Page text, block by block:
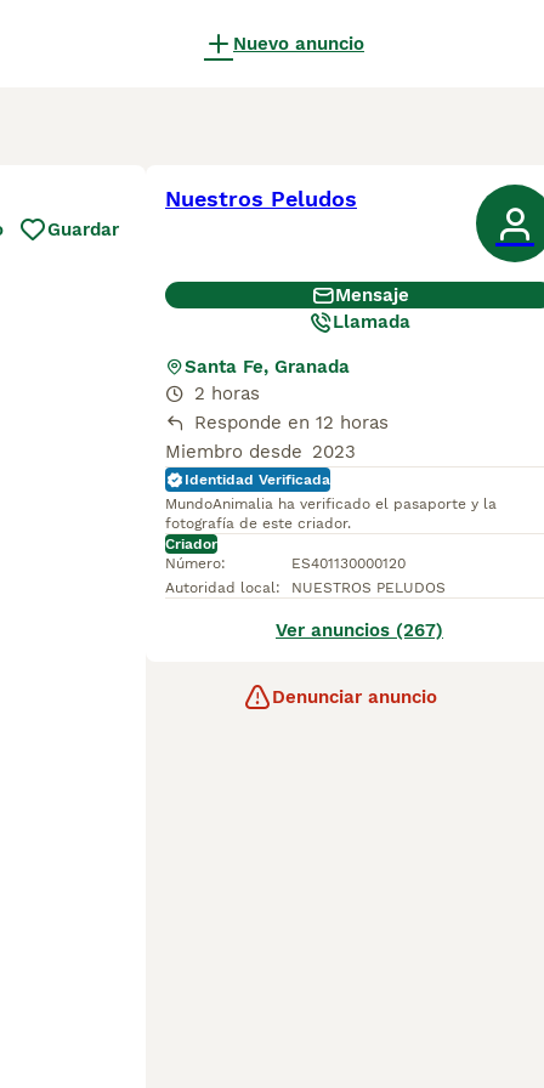
Nuevo anuncio
Guardar
Nuestros Peludos
Mensaje
Llamada
Santa Fe, Granada
2 horas
Responde en 12 horas
Miembro desde 2023
Identidad Verificada
MundoAnimalia ha verificado el pasaporte y la
fotografía de este criador.
Criador
Número:
ES401130000120
Autoridad local: NUESTROS PELUDOS
Ver anuncios (267)
Denunciar anuncio